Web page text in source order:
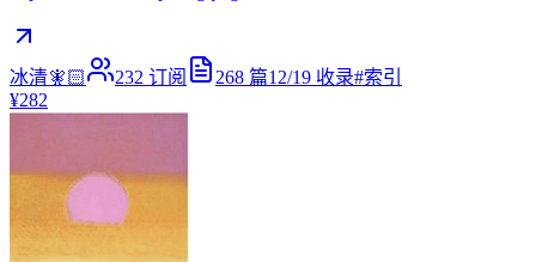
冰清🧚🏻 232 订阅 268 篇12/19 收录#索引
¥282